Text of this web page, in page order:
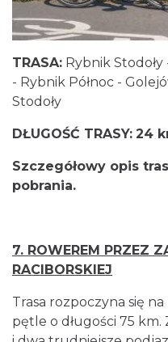
TRASA: Rybnik Stodoły
- Rybnik Północ -
Stodoły
DŁUGOŚĆ TRASY: 24
Szczegółowy opis
pobrania.
7. ROWEREM PRZEZ
RACIBORSKIEJ
Trasa rozpoczyna się
pętle o długości 75